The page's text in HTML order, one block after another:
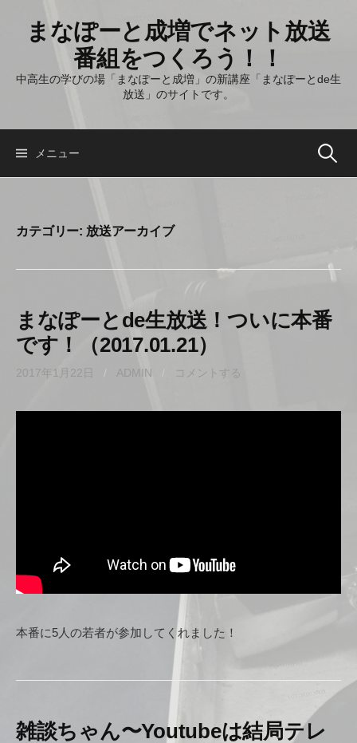
ス
まなぽーと成増でネット放送
番組をつくろう！！
中高生の学びの場「まなぽーと成増」の新講座「まなぽーとde生
放送」のサイトです。
メニュー 検
カテゴリー: 放送アーカイブ
まなぽーとde生放送！ついに本番
です！（2017.01.21）
2017年1月22日 / ADMIN コメントする
本番に5人の若者が参加してくれました！
雑談ちゃん〜Youtubeは結局テレ